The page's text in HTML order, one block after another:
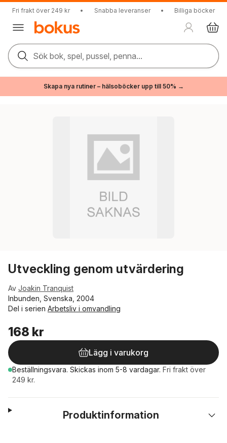
Fri frakt över 249 kr • Snabba leveranser • Billiga böcker
Sök bok, spel, pussel, penna...
Skapa nya rutiner – hälsoböcker upp till 50% →
Utveckling genom utvärdering
Av Joakin Tranquist
Inbunden, Svenska, 2004
Del i serien Arbetsliv i omvandling
168 kr
Lägg i varukorg
Beställningsvara. Skickas inom 5-8 vardagar. Fri frakt över
249 kr.
Produktinformation